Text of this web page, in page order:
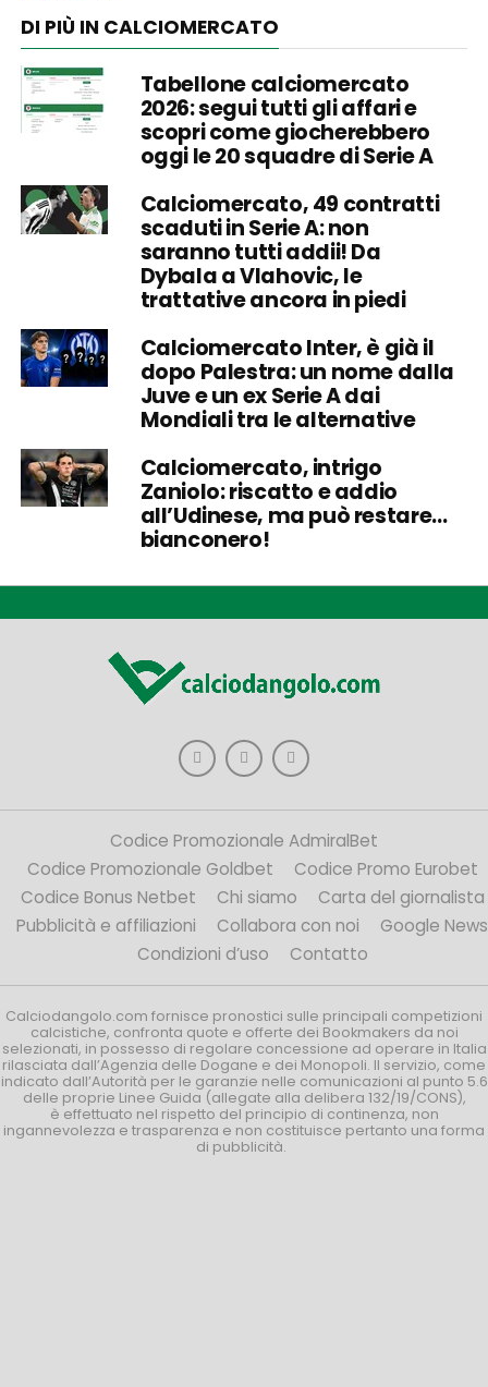
DI PIÙ IN CALCIOMERCATO
Tabellone calciomercato
2026: segui tutti gli affari e
scopri come giocherebbero
oggi le 20 squadre di Serie A
Calciomercato, 49 contratti
scaduti in Serie A: non
saranno tutti addii! Da
Dybala a Vlahovic, le
trattative ancora in piedi
Calciomercato Inter, è già il
dopo Palestra: un nome dalla
Juve e un ex Serie A dai
Mondiali tra le alternative
Calciomercato, intrigo
Zaniolo: riscatto e addio
all’Udinese, ma può restare…
bianconero!
Codice Promozionale AdmiralBet
Codice Promozionale Goldbet
Codice Promo Eurobet
Codice Bonus Netbet
Chi siamo
Carta del giornalista
Pubblicità e affiliazioni
Collabora con noi
Google News
Condizioni d’uso
Contatto
Calciodangolo.com fornisce pronostici sulle principali competizioni
calcistiche, confronta quote e offerte dei Bookmakers da noi
selezionati, in possesso di regolare concessione ad operare in Italia
rilasciata dall’Agenzia delle Dogane e dei Monopoli. Il servizio, come
indicato dall’Autorità per le garanzie nelle comunicazioni al punto 5.6
delle proprie Linee Guida (allegate alla delibera 132/19/CONS),
è effettuato nel rispetto del principio di continenza, non
ingannevolezza e trasparenza e non costituisce pertanto una forma
di pubblicità.